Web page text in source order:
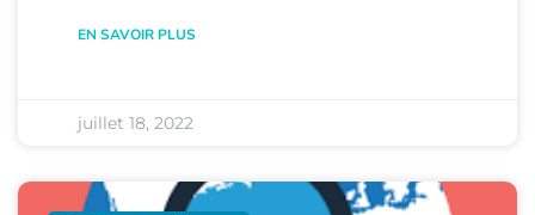
EN SAVOIR PLUS
juillet 18, 2022